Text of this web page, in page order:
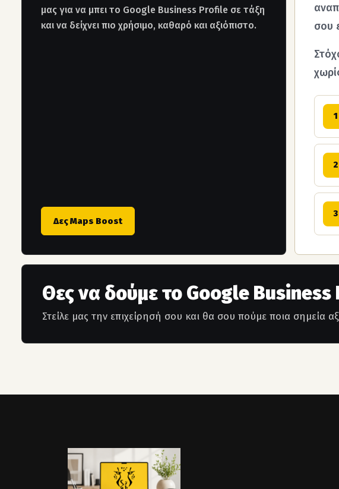
μας για να μπει το Google Business Profile σε τάξη
και να δείχνει πιο χρήσιμο, καθαρό και αξιόπιστο.
Δες Maps Boost
σου
1
2
3
Θες να δούμε το Google
Στείλε μας την επιχείρησή σου και θα σου πούμε ποια σημεία